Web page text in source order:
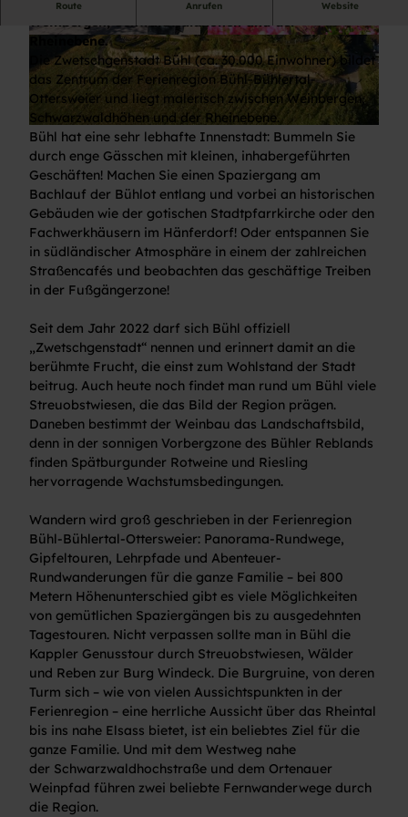
© Joachim Gerstner
© Stadt Bühl
Route Anrufen Website
Weinbergen, Schwarzwaldhöhen und der
Rheinebene.
Die Zwetschgenstadt Bühl (ca. 30.000 Einwohner) bildet
das Zentrum der Ferienregion Bühl-Bühlertal-
Ottersweier und liegt malerisch zwischen Weinbergen,
Schwarzwaldhöhen und der Rheinebene.
Bühl hat eine sehr lebhafte Innenstadt: Bummeln Sie
durch enge Gässchen mit kleinen, inhabergeführten
Geschäften! Machen Sie einen Spaziergang am
Bachlauf der Bühlot entlang und vorbei an historischen
Gebäuden wie der gotischen Stadtpfarrkirche oder den
Fachwerkhäusern im Hänferdorf! Oder entspannen Sie
in südländischer Atmosphäre in einem der zahlreichen
Straßencafés und beobachten das geschäftige Treiben
in der Fußgängerzone!
Seit dem Jahr 2022 darf sich Bühl offiziell
„Zwetschgenstadt“ nennen und erinnert damit an die
berühmte Frucht, die einst zum Wohlstand der Stadt
beitrug. Auch heute noch findet man rund um Bühl viele
Streuobstwiesen, die das Bild der Region prägen.
Daneben bestimmt der Weinbau das Landschaftsbild,
denn in der sonnigen Vorbergzone des Bühler Reblands
finden Spätburgunder Rotweine und Riesling
hervorragende Wachstumsbedingungen.
Wandern wird groß geschrieben in der Ferienregion
Bühl-Bühlertal-Ottersweier: Panorama-Rundwege,
Gipfeltouren, Lehrpfade und Abenteuer-
Rundwanderungen für die ganze Familie – bei 800
Metern Höhenunterschied gibt es viele Möglichkeiten
von gemütlichen Spaziergängen bis zu ausgedehnten
Tagestouren. Nicht verpassen sollte man in Bühl die
Kappler Genusstour durch Streuobstwiesen, Wälder
und Reben zur Burg Windeck. Die Burgruine, von deren
Turm sich – wie von vielen Aussichtspunkten in der
Ferienregion – eine herrliche Aussicht über das Rheintal
bis ins nahe Elsass bietet, ist ein beliebtes Ziel für die
ganze Familie. Und mit dem Westweg nahe
der Schwarzwaldhochstraße und dem Ortenauer
Weinpfad führen zwei beliebte Fernwanderwege durch
die Region.